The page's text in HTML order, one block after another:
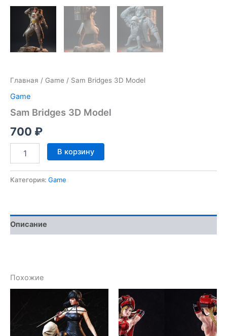
Главная / Game / Sam Bridges 3D Model
Game
Sam Bridges 3D Model
700 ₽
Количество
товара
Bridges
В корзину
Категория: Game
Описание
Похожие